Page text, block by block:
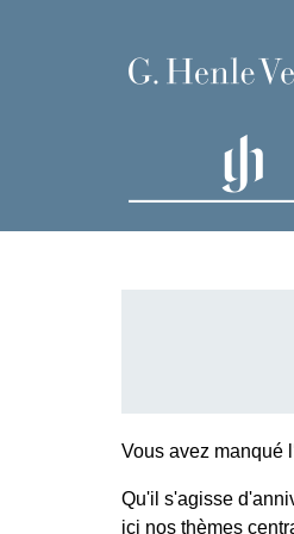
Vous avez manqué
Qu'il s'agisse
ici nos thèmes